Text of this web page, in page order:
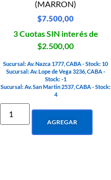
(MARRON)
$7.500,00
3 Cuotas SIN interés de
$2.500,00
Sucursal: Av. Nazca 1777, CABA - Stock: 10
Sucursal: Av. Lope de Vega 3236, CABA -
Stock: -1
Sucursal: Av. San Martin 2537, CABA - Stock:
4
AGREGAR